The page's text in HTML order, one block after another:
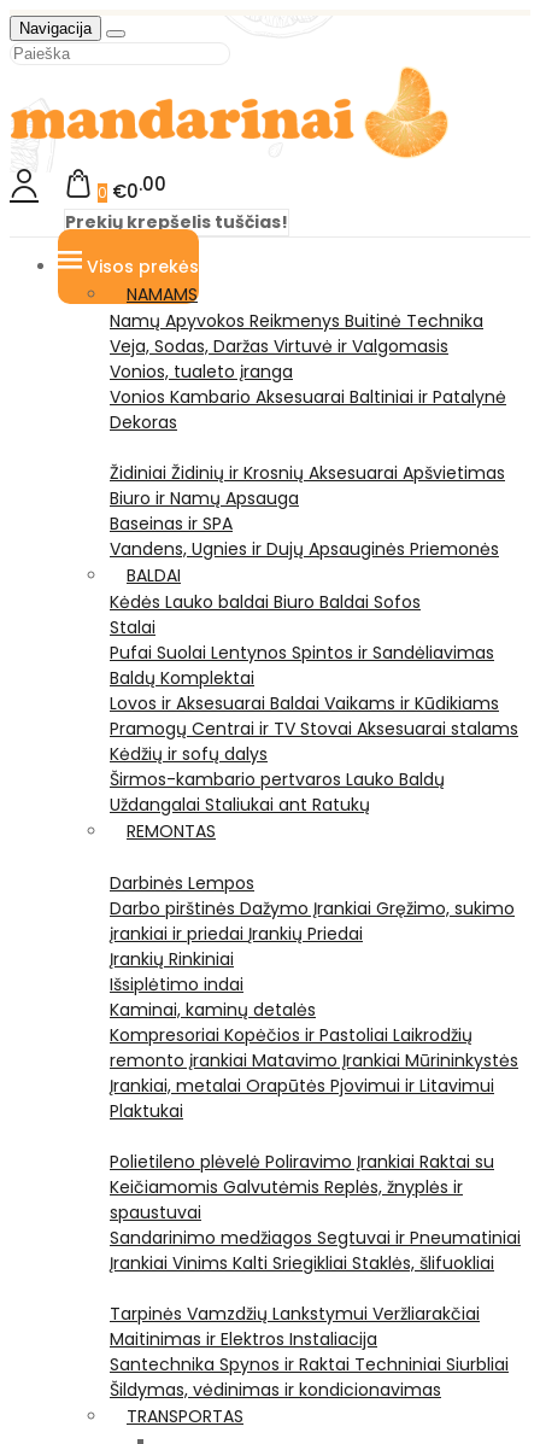
Navigacija
0 €0 00
Prekių krepšelis tuščias!
Visos prekės
NAMAMS
Namų Apyvokos Reikmenys Buitinė Technika
Veja, Sodas, Daržas Virtuvė ir Valgomasis
Vonios, tualeto įranga
Vonios Kambario Aksesuarai Baltiniai ir Patalynė
Dekoras
Židiniai Židinių ir Krosnių Aksesuarai Apšvietimas
Biuro ir Namų Apsauga
Baseinas ir SPA
Vandens, Ugnies ir Dujų Apsauginės Priemonės
BALDAI
Kėdės Lauko baldai Biuro Baldai Sofos
Stalai
Pufai Suolai Lentynos Spintos ir Sandėliavimas
Baldų Komplektai
Lovos ir Aksesuarai Baldai Vaikams ir Kūdikiams
Pramogų Centrai ir TV Stovai Aksesuarai stalams
Kėdžių ir sofų dalys
Širmos-kambario pertvaros Lauko Baldų
Uždangalai Staliukai ant Ratukų
REMONTAS
Darbinės Lempos
Darbo pirštinės Dažymo Įrankiai Gręžimo, sukimo
įrankiai ir priedai Įrankių Priedai
Įrankių Rinkiniai
Išsiplėtimo indai
Kaminai, kaminų detalės
Kompresoriai Kopėčios ir Pastoliai Laikrodžių
remonto įrankiai Matavimo Įrankiai Mūrininkystės
Įrankiai, metalai Orapūtės Pjovimui ir Litavimui
Plaktukai
Polietileno plėvelė Poliravimo Įrankiai Raktai su
Keičiamomis Galvutėmis Replės, žnyplės ir
spaustuvai
Sandarinimo medžiagos Segtuvai ir Pneumatiniai
Įrankiai Vinims Kalti Sriegikliai Staklės, šlifuokliai
Tarpinės Vamzdžių Lankstymui Veržliarakčiai
Maitinimas ir Elektros Instaliacija
Santechnika Spynos ir Raktai Techniniai Siurbliai
Šildymas, vėdinimas ir kondicionavimas
TRANSPORTAS